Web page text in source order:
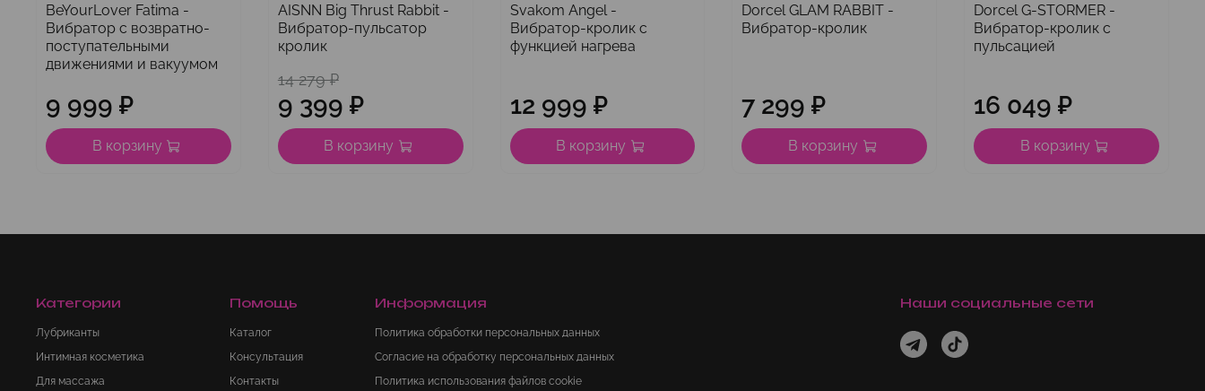
BeYourLover Fatima -
Вибратор с возвратно-
поступательными
движениями и вакуумом
9 999 ₽
В корзину
AISNN Big Thrust Rabbit -
Вибратор-пульсатор
кролик
14 279 ₽
9 399 ₽
В корзину
Svakom Angel -
Вибратор-кролик с
функцией нагрева
12 999 ₽
В корзину
Dorcel GLAM RABBIT -
Вибратор-кролик
7 299 ₽
В корзину
Dorcel G-STORMER -
Вибратор-кролик с
пульсацией
16 049 ₽
В корзину
Категории
Лубриканты
Интимная косметика
Для массажа
Помощь
Каталог
Консультация
Контакты
Информация
Политика обработки персональных данных
Согласие на обработку персональных данных
Политика использования файлов cookie
Наши социальные сети